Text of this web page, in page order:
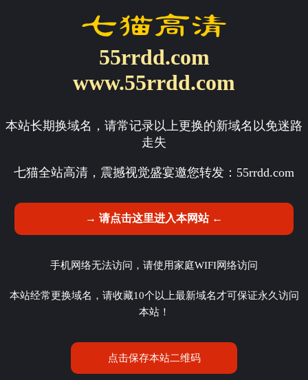
55rrdd.com
www.55rrdd.com
本站长期换域名，请常记录以上更换的新域名以免迷路
走失
七猫全站高清，震撼视觉盛宴邀您转发： 55rrdd.com
→ 请点击这里进入本网站 ←
手机网络无法访问，请使用家庭WIFI网络访问
本站经常更换域名，请收藏10个以上最新域名才可保证永久访问
本站！
点击保存本站二维码